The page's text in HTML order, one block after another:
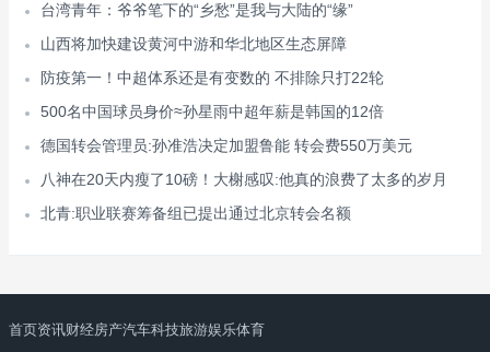
台湾青年：爷爷笔下的“乡愁”是我与大陆的“缘”
山西将加快建设黄河中游和华北地区生态屏障
防疫第一！中超体系还是有变数的 不排除只打22轮
500名中国球员身价≈孙星雨中超年薪是韩国的12倍
德国转会管理员:孙准浩决定加盟鲁能 转会费550万美元
八神在20天内瘦了10磅！大榭感叹:他真的浪费了太多的岁月
北青:职业联赛筹备组已提出通过北京转会名额
首页资讯财经房产汽车科技旅游娱乐体育